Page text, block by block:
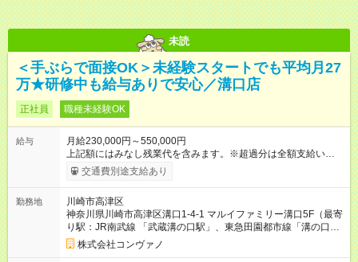
未読
＜手ぶらで面接OK＞未経験スタートでも平均月27
万★研修中も給与ありで安心／溝口店
正社員 職種未経験OK
給与
月給230,000円～550,000円
上記額にはみなし残業代を含みます。※超過分は全額支給いたし
ます。 みなし残業代 8,940円／月 みなし残業時間 5.5時間／月
上記には、月5.5時間分のみなし残業代(8，940円)を含む。超過
円～ （期間中は契約社員） ※社内基準を満たした場合は、その
後正規登用可 【年収例】 ◆エリアマネージャー 月給25万円＋役
職手当3万円＋インセン14万5，781円＝42万5，781円 ◆店長
月給 25万円＋役職手当1万円＋インセン8万2，547円＝34万2，
547円 ◆社員(役職なし) 月給23万円＋インセン1万4701円＝24
交通費別途支給あり
勤務地
川崎市高津区
神奈川県川崎市高津区溝口1-4-1 マルイファミリー溝口5F（最寄
り駅：JR南武線 「武蔵溝の口駅」、東急田園都市線「溝の口
駅」）
株式会社コンヴァノ